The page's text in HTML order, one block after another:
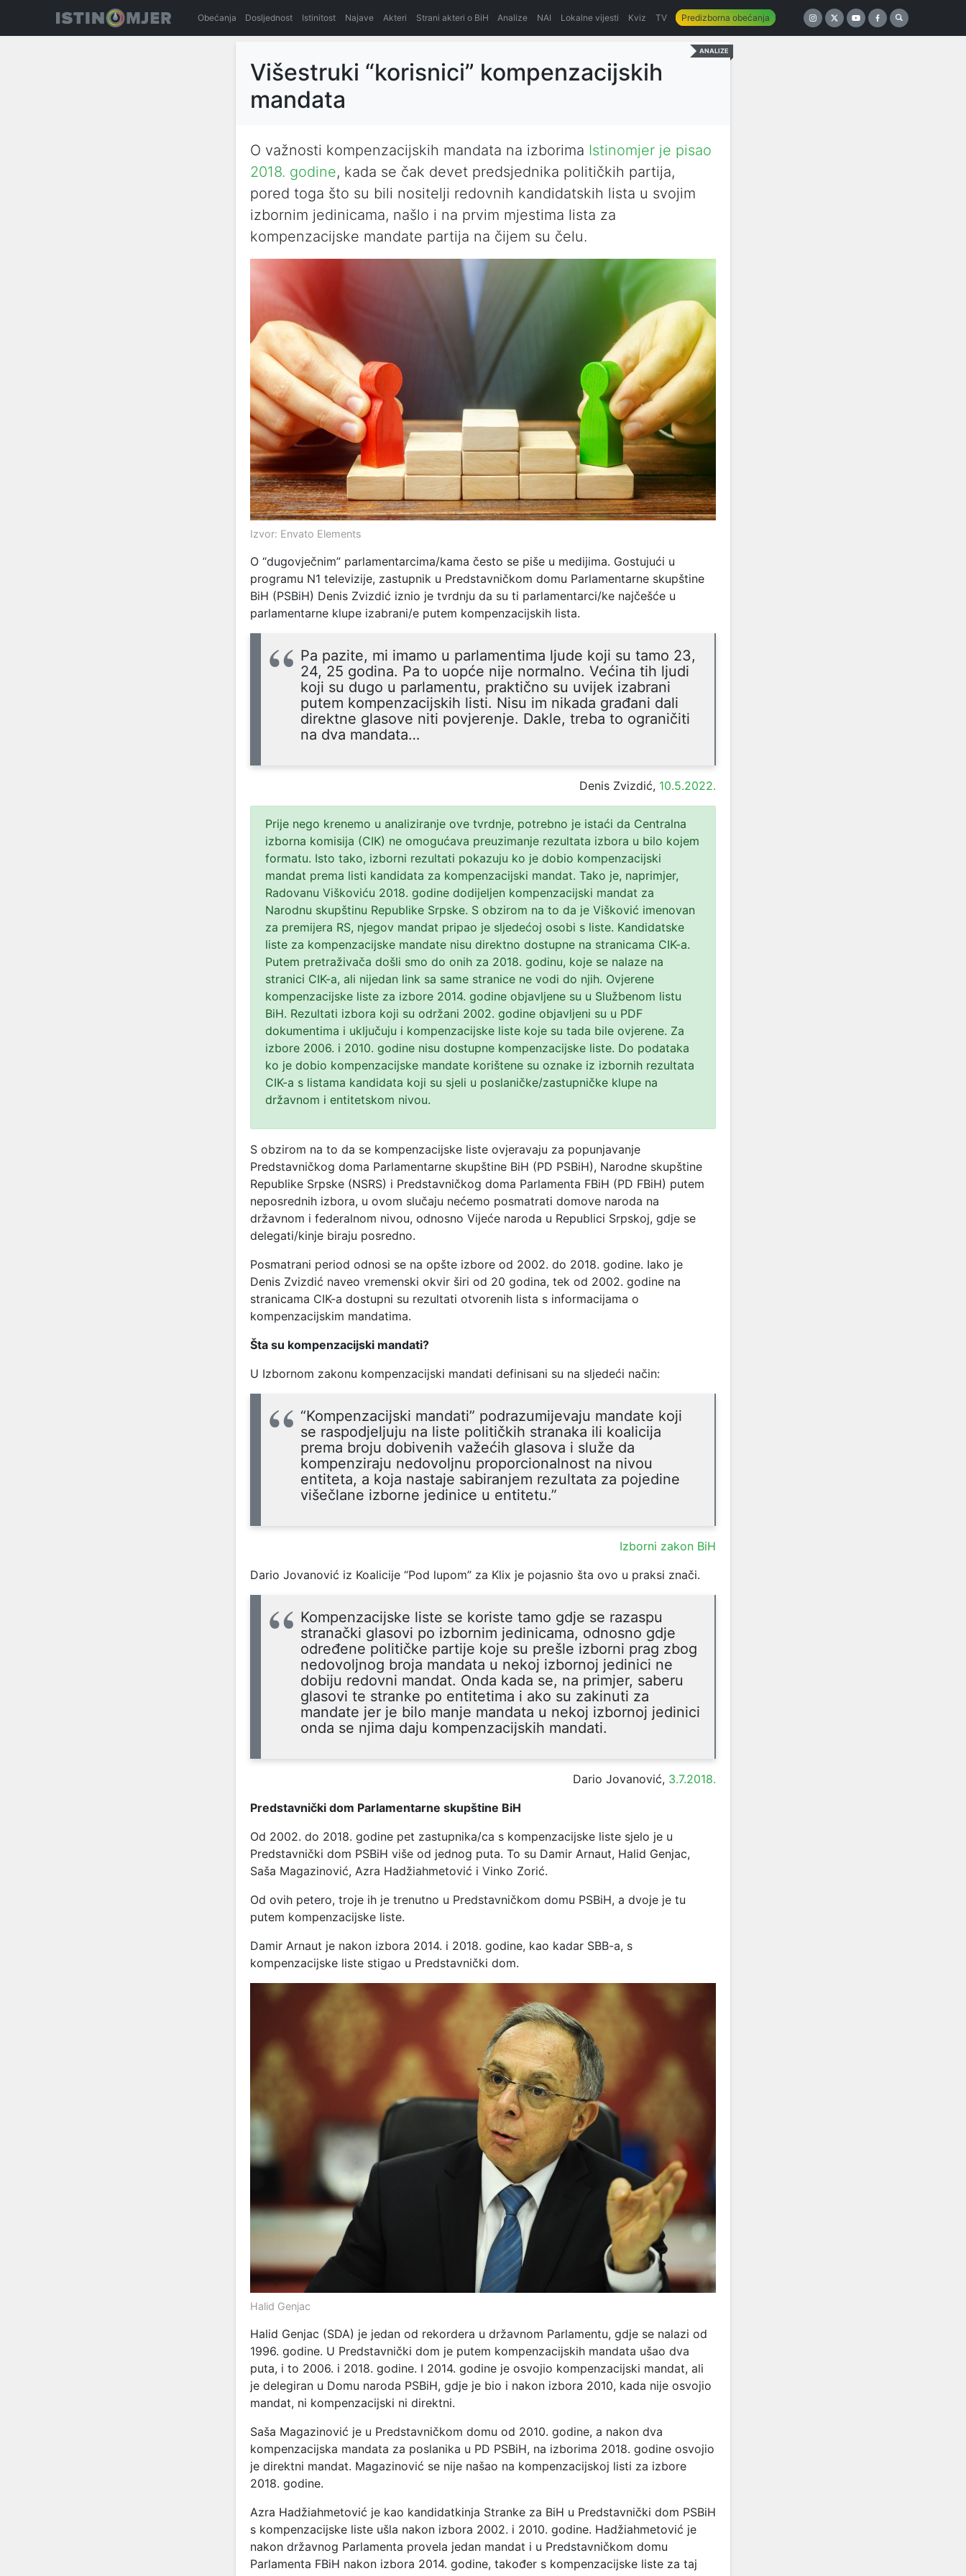
Obećanja Dosljednost Istinitost Najave Akteri Strani akteri o BiH Analize NAI Lokalne vijesti Kviz TV Predizborna obećanja
ANALIZE
Višestruki “korisnici” kompenzacijskih
mandata
O važnosti kompenzacijskih mandata na izborima Istinomjer je pisao
2018. godine, kada se čak devet predsjednika političkih partija,
pored toga što su bili nositelji redovnih kandidatskih lista u svojim
izbornim jedinicama, našlo i na prvim mjestima lista za
kompenzacijske mandate partija na čijem su čelu.
Izvor: Envato Elements
O “dugovječnim” parlamentarcima/kama često se piše u medijima. Gostujući u
programu N1 televizije, zastupnik u Predstavničkom domu Parlamentarne skupštine
BiH (PSBiH) Denis Zvizdić iznio je tvrdnju da su ti parlamentarci/ke najčešće u
parlamentarne klupe izabrani/e putem kompenzacijskih lista.
Pa pazite, mi imamo u parlamentima ljude koji su tamo 23,
24, 25 godina. Pa to uopće nije normalno. Većina tih ljudi
koji su dugo u parlamentu, praktično su uvijek izabrani
putem kompenzacijskih listi. Nisu im nikada građani dali
direktne glasove niti povjerenje. Dakle, treba to ograničiti
na dva mandata…
Denis Zvizdić, 10.5.2022.
Prije nego krenemo u analiziranje ove tvrdnje, potrebno je istaći da Centralna
izborna komisija (CIK) ne omogućava preuzimanje rezultata izbora u bilo kojem
formatu. Isto tako, izborni rezultati pokazuju ko je dobio kompenzacijski
mandat prema listi kandidata za kompenzacijski mandat. Tako je, naprimjer,
Radovanu Viškoviću 2018. godine dodijeljen kompenzacijski mandat za
Narodnu skupštinu Republike Srpske. S obzirom na to da je Višković imenovan
za premijera RS, njegov mandat pripao je sljedećoj osobi s liste. Kandidatske
liste za kompenzacijske mandate nisu direktno dostupne na stranicama CIK-a.
Putem pretraživača došli smo do onih za 2018. godinu, koje se nalaze na
stranici CIK-a, ali nijedan link sa same stranice ne vodi do njih. Ovjerene
kompenzacijske liste za izbore 2014. godine objavljene su u Službenom listu
BiH. Rezultati izbora koji su održani 2002. godine objavljeni su u PDF
dokumentima i uključuju i kompenzacijske liste koje su tada bile ovjerene. Za
izbore 2006. i 2010. godine nisu dostupne kompenzacijske liste. Do podataka
ko je dobio kompenzacijske mandate korištene su oznake iz izbornih rezultata
CIK-a s listama kandidata koji su sjeli u poslaničke/zastupničke klupe na
državnom i entitetskom nivou.
S obzirom na to da se kompenzacijske liste ovjeravaju za popunjavanje
Predstavničkog doma Parlamentarne skupštine BiH (PD PSBiH), Narodne skupštine
Republike Srpske (NSRS) i Predstavničkog doma Parlamenta FBiH (PD FBiH) putem
neposrednih izbora, u ovom slučaju nećemo posmatrati domove naroda na
državnom i federalnom nivou, odnosno Vijeće naroda u Republici Srpskoj, gdje se
delegati/kinje biraju posredno.
Posmatrani period odnosi se na opšte izbore od 2002. do 2018. godine. Iako je
Denis Zvizdić naveo vremenski okvir širi od 20 godina, tek od 2002. godine na
stranicama CIK-a dostupni su rezultati otvorenih lista s informacijama o
kompenzacijskim mandatima.
Šta su kompenzacijski mandati?
U Izbornom zakonu kompenzacijski mandati definisani su na sljedeći način:
“Kompenzacijski mandati” podrazumijevaju mandate koji
se raspodjeljuju na liste političkih stranaka ili koalicija
prema broju dobivenih važećih glasova i služe da
kompenziraju nedovoljnu proporcionalnost na nivou
entiteta, a koja nastaje sabiranjem rezultata za pojedine
višečlane izborne jedinice u entitetu.”
Izborni zakon BiH
Dario Jovanović iz Koalicije “Pod lupom” za Klix je pojasnio šta ovo u praksi znači.
Kompenzacijske liste se koriste tamo gdje se razaspu
stranački glasovi po izbornim jedinicama, odnosno gdje
određene političke partije koje su prešle izborni prag zbog
nedovoljnog broja mandata u nekoj izbornoj jedinici ne
dobiju redovni mandat. Onda kada se, na primjer, saberu
glasovi te stranke po entitetima i ako su zakinuti za
mandate jer je bilo manje mandata u nekoj izbornoj jedinici
onda se njima daju kompenzacijskih mandati.
Dario Jovanović, 3.7.2018.
Predstavnički dom Parlamentarne skupštine BiH
Od 2002. do 2018. godine pet zastupnika/ca s kompenzacijske liste sjelo je u
Predstavnički dom PSBiH više od jednog puta. To su Damir Arnaut, Halid Genjac,
Saša Magazinović, Azra Hadžiahmetović i Vinko Zorić.
Od ovih petero, troje ih je trenutno u Predstavničkom domu PSBiH, a dvoje je tu
putem kompenzacijske liste.
Damir Arnaut je nakon izbora 2014. i 2018. godine, kao kadar SBB-a, s
kompenzacijske liste stigao u Predstavnički dom.
Halid Genjac
Halid Genjac (SDA) je jedan od rekordera u državnom Parlamentu, gdje se nalazi od
1996. godine. U Predstavnički dom je putem kompenzacijskih mandata ušao dva
puta, i to 2006. i 2018. godine. I 2014. godine je osvojio kompenzacijski mandat, ali
je delegiran u Domu naroda PSBiH, gdje je bio i nakon izbora 2010, kada nije osvojio
mandat, ni kompenzacijski ni direktni.
Saša Magazinović je u Predstavničkom domu od 2010. godine, a nakon dva
kompenzacijska mandata za poslanika u PD PSBiH, na izborima 2018. godine osvojio
je direktni mandat. Magazinović se nije našao na kompenzacijskoj listi za izbore
2018. godine.
Azra Hadžiahmetović je kao kandidatkinja Stranke za BiH u Predstavnički dom PSBiH
s kompenzacijske liste ušla nakon izbora 2002. i 2010. godine. Hadžiahmetović je
nakon državnog Parlamenta provela jedan mandat i u Predstavničkom domu
Parlamenta FBiH nakon izbora 2014. godine, također s kompenzacijske liste za taj